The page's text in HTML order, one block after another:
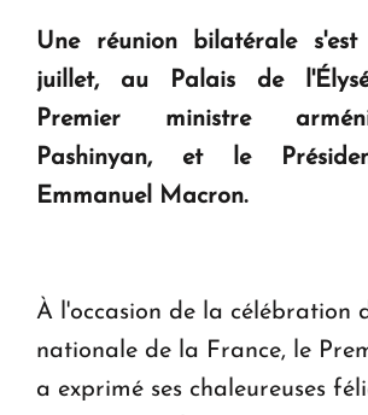
KASA : 30 ans d'audace, de
Le premier hôtel Hyatt Regency
ouvrira ses portes à Dilijan
Une réunion bilatérale
juillet, au Palais de
Premier ministre
Pashinyan, et le
Emmanuel Macron.
À l'occasion de la célébration
nationale de la France, le
a exprimé ses chaleureuses